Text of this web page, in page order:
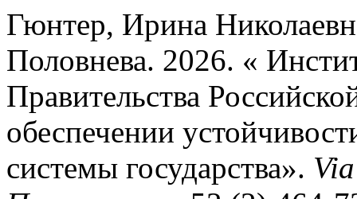
Гюнтер, Ирина
Половнева. 2026. «
Правительства
обеспечении
системы государства».